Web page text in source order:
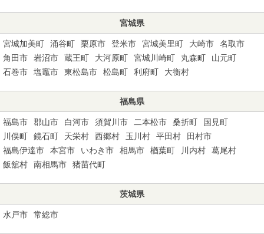
宮城県
宮城加美町 涌谷町 栗原市 登米市 宮城美里町 大崎市
名取市
角田市
岩沼市 蔵王町 大河原町 宮城川崎町 丸森町
山元町
石巻市
塩竈市 東松島市 松島町 利府町 大衡村
福島県
福島市 郡山市 白河市 須賀川市 二本松市 桑折町
国見町
川俣町
鏡石町 天栄村 西郷村 玉川村 平田村
田村市
福島伊達市
本宮市 いわき市 相馬市 楢葉町 川内村
葛尾村
飯舘村
南相馬市 猪苗代町
茨城県
水戸市 常総市